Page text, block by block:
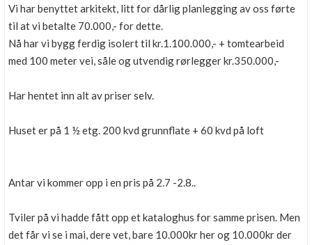
Vi har benyttet arkitekt, litt for dårlig planlegging av oss førte
til at vi betalte 70.000,- for dette.
Nå har vi bygg ferdig isolert til kr.1.100.000,- + tomtearbeid
med 100 meter vei, såle og utvendig rørlegger kr.350.000,-
Har hentet inn alt av priser selv.
Huset er på 1 ½ etg. 200 kvd grunnflate + 60 kvd på loft
Antar vi kommer opp i en pris på 2.7 -2.8..
Tviler på vi hadde fått opp et kataloghus for samme prisen. Men
det får vi se i mai, dere vet, bare 10.000kr her og 10.000kr der